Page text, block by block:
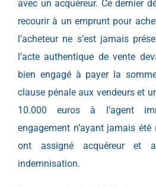
avec un acquéreur. Ce dernier
recourir à un emprunt pour
l’acheteur ne s’est jamais
l’acte authentique de vente
bien engagé à payer la
clause pénale aux vendeurs et
10.000 euros à l’agent
engagement n’ayant jamais été
ont assigné acquéreur et
indemnisation.